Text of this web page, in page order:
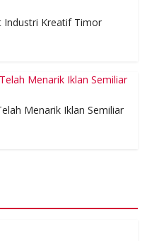
Industri Kreatif Timor
Menarik Iklan Semiliar